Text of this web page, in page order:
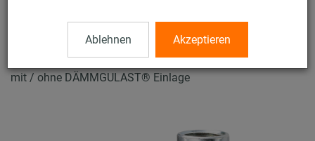
Ablehnen Akzeptieren
Schraubrohrschellen mit
Rohrgewindeanschluss
mit / ohne DÄMMGULAST® Einlage